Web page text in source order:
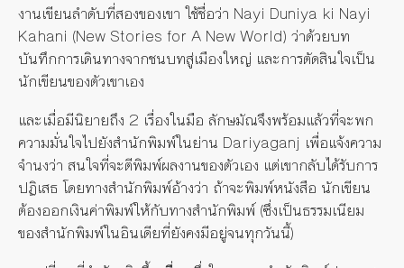
งานเขียนลำดับที่สองของเขา ใช้ชื่อว่า Nayi Duniya ki Nayi
Kahani (New Stories for A New World) ว่าด้วยบท
บันทึกการเดินทางจากชนบทสู่เมืองใหญ่ และการตัดสินใจเป็น
นักเขียนของตัวเขาเอง
และเมื่อมีนิยายถึง 2 เรื่องในมือ ลักษมัณจึงพร้อมแล้วที่จะพก
ความมั่นใจไปยังสำนักพิมพ์ในย่าน Dariyaganj เพื่อแจ้งความ
จำนงว่า สนใจที่จะตีพิมพ์ผลงานของตัวเอง แต่เขากลับได้รับการ
ปฏิเสธ โดยทางสำนักพิมพ์อ้างว่า ถ้าจะพิมพ์หนังสือ นักเขียน
ต้องออกเงินค่าพิมพ์ให้กับทางสำนักพิมพ์ (ซึ่งเป็นธรรมเนียม
ของสำนักพิมพ์ในอินเดียที่ยังคงมีอยู่จนทุกวันนี้)